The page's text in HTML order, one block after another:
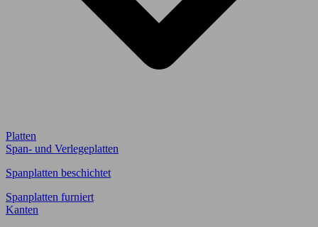
Platten
Span- und Verlegeplatten
Spanplatten beschichtet
Spanplatten furniert
Kanten